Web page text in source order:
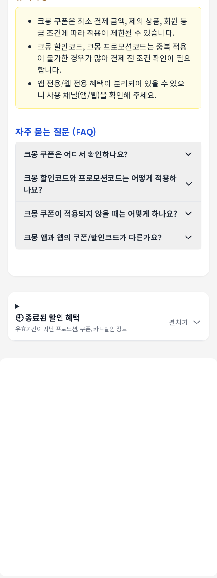
크몽 쿠폰은 최소 결제 금액, 제외 상품, 회원 등
급 조건에 따라 적용이 제한될 수 있습니다.
크몽 할인코드, 크몽 프로모션코드는 중복 적용
이 불가한 경우가 많아 결제 전 조건 확인이 필요
합니다.
앱 전용/웹 전용 혜택이 분리되어 있을 수 있으
니 사용 채널(앱/웹)을 확인해 주세요.
자주 묻는 질문 (FAQ)
크몽 쿠폰은 어디서 확인하나요?
크몽 할인코드와 프로모션코드는 어떻게 적용하
나요?
크몽 쿠폰이 적용되지 않을 때는 어떻게 하나요?
크몽 앱과 웹의 쿠폰/할인코드가 다른가요?
🕘 종료된 할인 혜택
유효기간이 지난 프로모션, 쿠폰, 카드할인 정보
펼치기